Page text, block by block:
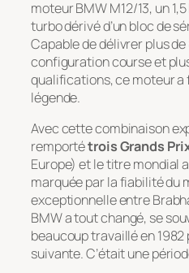
moteur BMW M12/13, un
turbo dérivé d’un bloc de
Capable de délivrer plus de
configuration course et
qualifications, ce moteur a
légende.
Avec cette combinaison
remportétrois Grands
Europe) et le titre mondial
marquée par la fiabilité du
exceptionnelle entre
BMW a tout changé, se
beaucoup travaillé en 1982
suivante. C’était une